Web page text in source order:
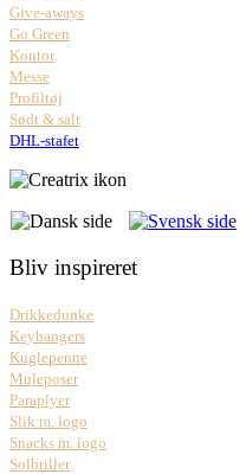
Give-aways
Go Green
Kontor
Messe
Profiltøj
Sødt & salt
DHL-stafet
Bliv inspireret
Drikkedunke
Keyhangers
Kuglepenne
Muleposer
Paraplyer
Slik m. logo
Snacks m. logo
Solbriller